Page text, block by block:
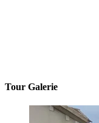
Tour Galerie